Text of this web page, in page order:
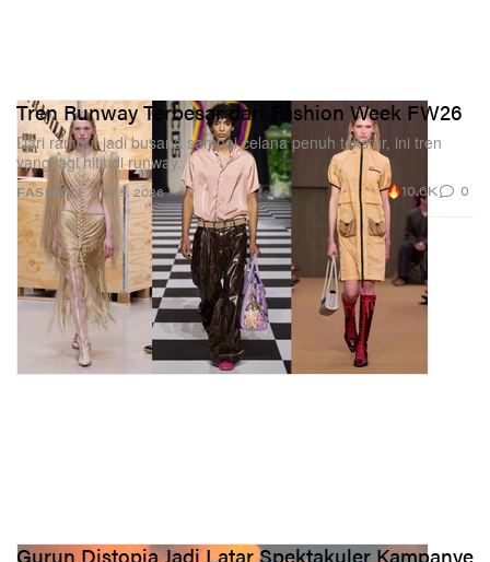
FASHION
Tren Runway Terbesar dari Fashion Week FW26
Dari rambut jadi busana sampai celana penuh tekstur, ini tren
yang lagi hits di runway.
Mar 5, 2026 10.6K 0